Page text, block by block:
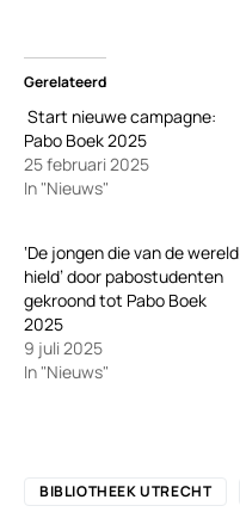
Gerelateerd
Start nieuwe campagne:
Pabo Boek 2025
25 februari 2025
In "Nieuws"
‘De jongen die van de wereld
hield’ door pabostudenten
gekroond tot Pabo Boek
2025
9 juli 2025
In "Nieuws"
BIBLIOTHEEK UTRECHT